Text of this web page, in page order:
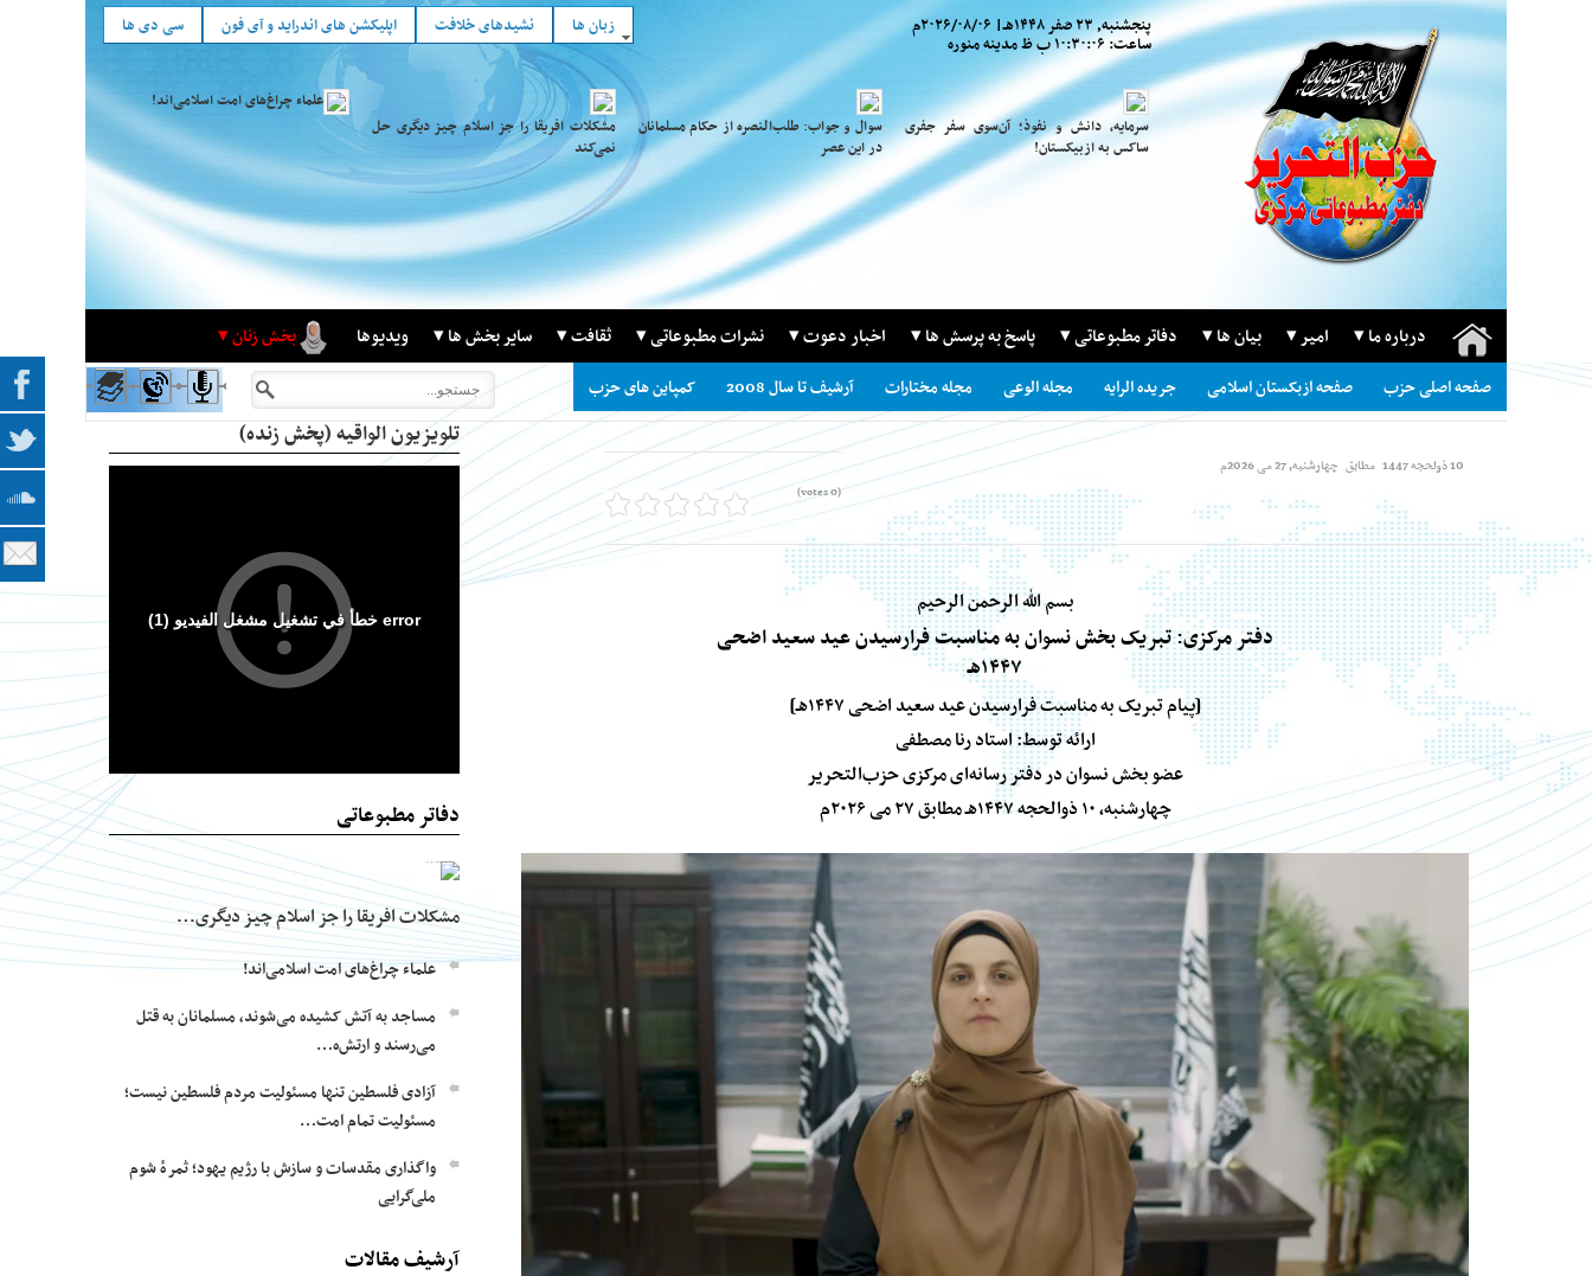
پنجشنبه, ۲۳ صَفر ۱۴۴۸ هـ| ۲۰۲۶/۰۸/۰۶م
ساعت:۱۰:۳۰:۰۷ ب ظ مدینه منوره
سی دی ها اپلیکشن های اندراید و آی فون نشید‌های خلافت زبان ها
سرمایه، دانش و نفوذ؛ آن‌سوی سفر جفری
ساکس به ازبیکستان!
سوال و جواب: طلب‌النصره از حکام مسلمانان
در این عصر
مشکلات افریقا را جز اسلام چیز دیگری حل
نمی‌کند
علماء چراغ‌های امت اسلامی‌اند!
درباره ما امیر بیان ها دفاتر مطبوعاتی پاسخ به پرسش ها اخبار دعوت نشرات مطبوعاتی ثقافت سایر بخش ها ویدیوها بخش زنان
صفحه اصلی حزب صفحه ازبکستان اسلامی جریده الرایه مجله الوعی مجله مختارات آرشیف تا سال 2008 کمپاین های حزب
10 ذولحجه 1447 مطابق چهارشنبه, 27 می 2026م
(0 votes)
بسم الله الرحمن الرحيم
دفتر مرکزی: تبریک بخش نسوان به مناسبت فرارسیدن عید سعید اضحی
۱۴۴۷هـ
[پیام تبریک به مناسبت فرارسیدن عید سعید اضحی ۱۴۴۷هـ]
ارائه توسط: استاد رنا مصطفی
عضو بخش نسوان در دفتر رسانه‌ای مرکزی حزب‌التحریر
چهارشنبه، ۱۰ ذوالحجه ۱۴۴۷هـ مطابق ۲۷ می ۲۰۲۶م
تلویزیون الواقیه (پخش زنده)
دفاتر مطبوعاتی
مشکلات افریقا را جز اسلام چیز دیگری…
علماء چراغ‌های امت اسلامی‌اند!
مساجد به آتش کشیده می‌شوند، مسلمانان به قتل
می‌رسند و ارتش‌ه…
آزادی فلسطین تنها مسئولیت مردم فلسطین نیست؛
مسئولیت تمام امت…
واگذاری مقدسات و سازش با رژیم یهود؛ ثمرۀ شوم
ملی‌گرایی
آرشیف مقالات